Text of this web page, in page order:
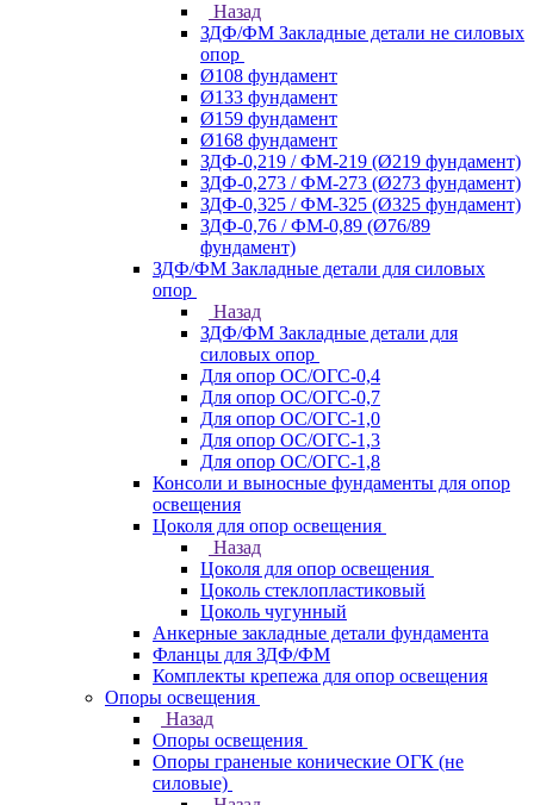
Назад
ЗДФ/ФМ Закладные детали не силовых
опор
Ø108 фундамент
Ø133 фундамент
Ø159 фундамент
Ø168 фундамент
ЗДФ-0,219 / ФМ-219 (Ø219 фундамент)
ЗДФ-0,273 / ФМ-273 (Ø273 фундамент)
ЗДФ-0,325 / ФМ-325 (Ø325 фундамент)
ЗДФ-0,76 / ФМ-0,89 (Ø76/89
фундамент)
ЗДФ/ФМ Закладные детали для силовых
опор
Назад
ЗДФ/ФМ Закладные детали для
силовых опор
Для опор ОС/ОГС-0,4
Для опор ОС/ОГС-0,7
Для опор ОС/ОГС-1,0
Для опор ОС/ОГС-1,3
Для опор ОС/ОГС-1,8
Консоли и выносные фундаменты для опор
освещения
Цоколя для опор освещения
Назад
Цоколя для опор освещения
Цоколь стеклопластиковый
Цоколь чугунный
Анкерные закладные детали фундамента
Фланцы для ЗДФ/ФМ
Комплекты крепежа для опор освещения
Опоры освещения
Назад
Опоры освещения
Опоры граненые конические ОГК (не
силовые)